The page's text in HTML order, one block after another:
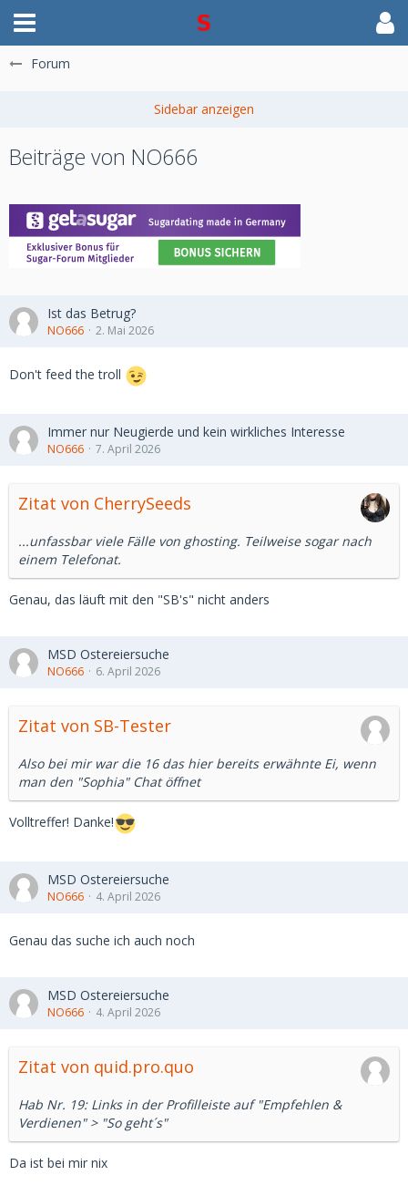
Forum
Beiträge von NO666
Ist das Betrug?
NO666 2. Mai 2026
Don't feed the troll
Immer nur Neugierde und kein wirkliches Interesse
NO666 7. April 2026
Zitat von CherrySeeds
...unfassbar viele Fälle von ghosting. Teilweise sogar nach
einem Telefonat.
Genau, das läuft mit den "SB's" nicht anders
MSD Ostereiersuche
NO666 6. April 2026
Zitat von SB-Tester
Also bei mir war die 16 das hier bereits erwähnte Ei, wenn
man den "Sophia" Chat öffnet
Volltreffer! Danke!
MSD Ostereiersuche
NO666 4. April 2026
Genau das suche ich auch noch
MSD Ostereiersuche
NO666 4. April 2026
Zitat von quid.pro.quo
Hab Nr. 19: Links in der Profilleiste auf "Empfehlen &
Verdienen" > "So geht´s"
Da ist bei mir nix